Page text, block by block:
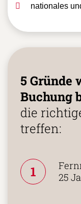
nationales
5 Gründe
Buchung
die
treffen:
1
25